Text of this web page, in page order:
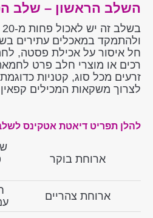
השלב הראשון – שלב
ולהתמקד במאכלים עתירים
חל איסור על אכילת פסטה,
רכים או מוצרי חלב פרט
זרעים מכל סוג, קטניות
לצרוך משקאות המכילים קפאין
להלן תפריט דיאטת אטקינס לשלב
ארוחת בוקר
ארוחת צהריים